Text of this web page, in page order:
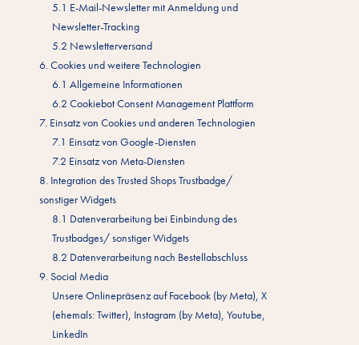
5.1 E-Mail-Newsletter mit Anmeldung und
Newsletter-Tracking
5.2 Newsletterversand
6. Cookies und weitere Technologien
6.1 Allgemeine Informationen
6.2 Cookiebot Consent Management Plattform
7. Einsatz von Cookies und anderen Technologien
7.1 Einsatz von Google-Diensten
7.2 Einsatz von Meta-Diensten
8. Integration des Trusted Shops Trustbadge/
sonstiger Widgets
8.1 Datenverarbeitung bei Einbindung des
Trustbadges/ sonstiger Widgets
8.2 Datenverarbeitung nach Bestellabschluss
9. Social Media
Unsere Onlinepräsenz auf Facebook (by Meta), X
(ehemals: Twitter), Instagram (by Meta), Youtube,
LinkedIn